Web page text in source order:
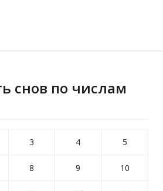
снов по числам
3 4 5
8 9 10